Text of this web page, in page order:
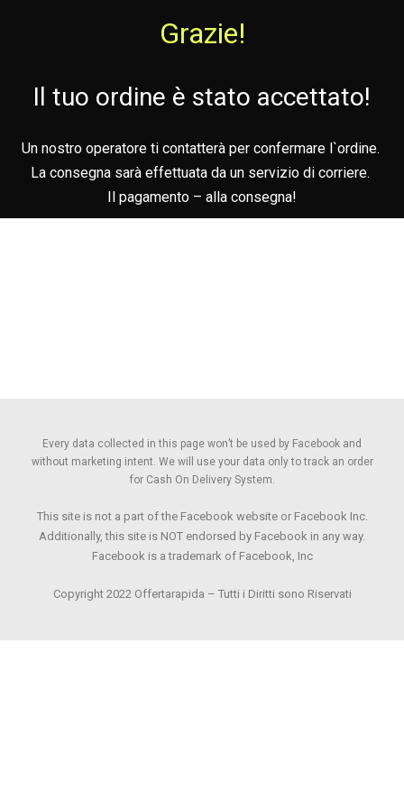
Grazie!
Il tuo ordine è stato accettato!
Un nostro operatore ti contatterà per confermare l`ordine.
La consegna sarà effettuata da un servizio di corriere.
Il pagamento – alla consegna!
Every data collected in this page won’t be used by Facebook and
without marketing intent. We will use your data only to track an order
for Cash On Delivery System.
This site is not a part of the Facebook website or Facebook Inc.
Additionally, this site is NOT endorsed by Facebook in any way.
Facebook is a trademark of Facebook, Inc
Copyright 2022 Offertarapida – Tutti i Diritti sono Riservati